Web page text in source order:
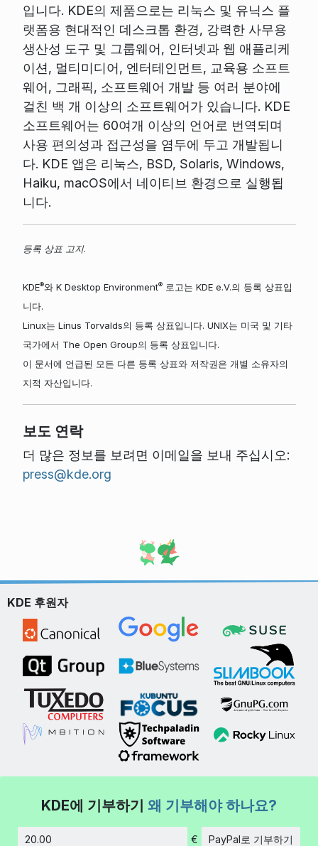
입니다. KDE의 제품으로는 리눅스 및 유닉스 플
랫폼용 현대적인 데스크톱 환경, 강력한 사무용
생산성 도구 및 그룹웨어, 인터넷과 웹 애플리케
이션, 멀티미디어, 엔터테인먼트, 교육용 소프트
웨어, 그래픽, 소프트웨어 개발 등 여러 분야에
걸친 백 개 이상의 소프트웨어가 있습니다. KDE
소프트웨어는 60여개 이상의 언어로 번역되며
사용 편의성과 접근성을 염두에 두고 개발됩니
다. KDE 앱은 리눅스, BSD, Solaris, Windows,
Haiku, macOS에서 네이티브 환경으로 실행됩
니다.
등록 상표 고지.
KDE®와 K Desktop Environment®로고는 KDE e.V.의 등록 상표입
니다.
Linux는 Linus Torvalds의 등록 상표입니다. UNIX는 미국 및 기타
국가에서 The Open Group의 등록 상표입니다.
이 문서에 언급된 모든 다른 등록 상표와 저작권은 개별 소유자의
지적 자산입니다.
보도 연락
더 많은 정보를 보려면 이메일을 보내 주십시오:
press@kde.org
KDE 후원자
KDE에 기부하기 왜 기부해야 하나요?
€ PayPal로 기부하기